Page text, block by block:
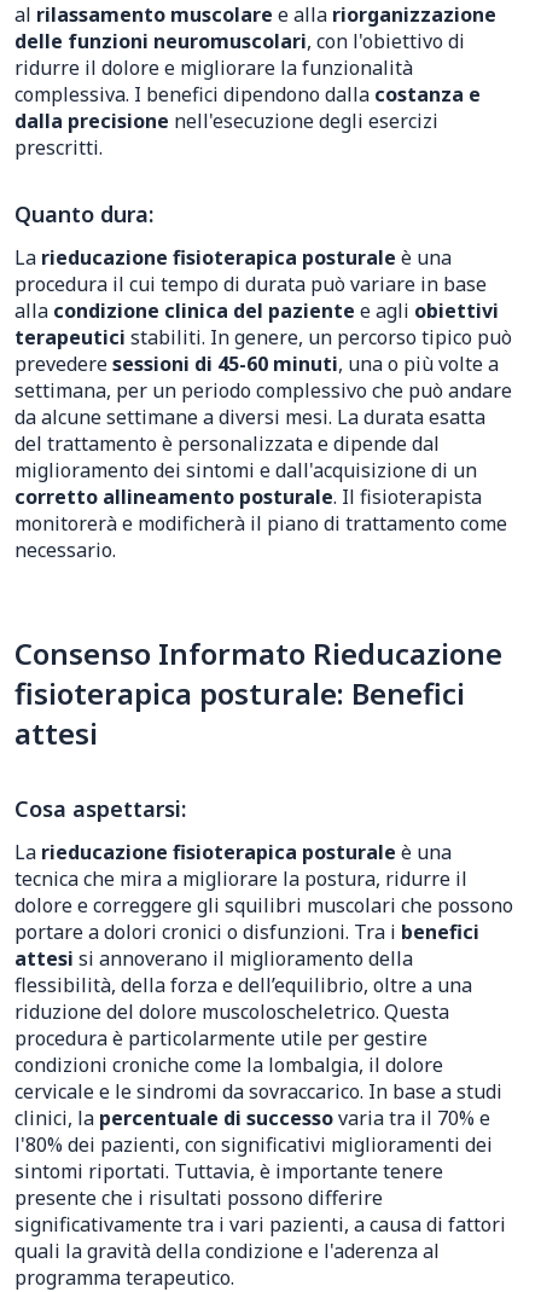
al rilassamento muscolare e alla riorganizzazione
delle funzioni neuromuscolari, con l'obiettivo di
ridurre il dolore e migliorare la funzionalità
complessiva. I benefici dipendono dalla costanza e
dalla precisione nell'esecuzione degli esercizi
prescritti.
Quanto dura:
La rieducazione fisioterapica posturale è una
procedura il cui tempo di durata può variare in base
alla condizione clinica del paziente e agli obiettivi
terapeutici stabiliti. In genere, un percorso tipico può
prevederesessioni di 45-60 minuti, una o più volte a
settimana, per un periodo complessivo che può andare
da alcune settimane a diversi mesi. La durata esatta
del trattamento è personalizzata e dipende dal
miglioramento dei sintomi e dall'acquisizione di un
corretto allineamento posturale. Il fisioterapista
monitorerà e modificherà il piano di trattamento come
necessario.
Consenso Informato Rieducazione
fisioterapica posturale: Benefici
attesi
Cosa aspettarsi:
La rieducazione fisioterapica posturale è una
tecnica che mira a migliorare la postura, ridurre il
dolore e correggere gli squilibri muscolari che possono
portare a dolori cronici o disfunzioni. Tra i benefici
attesi si annoverano il miglioramento della
flessibilità, della forza e dell’equilibrio, oltre a una
riduzione del dolore muscoloscheletrico. Questa
procedura è particolarmente utile per gestire
condizioni croniche come la lombalgia, il dolore
cervicale e le sindromi da sovraccarico. In base a studi
clinici, la percentuale di successovaria tra il 70% e
l'80% dei pazienti, con significativi miglioramenti dei
sintomi riportati. Tuttavia, è importante tenere
presente che i risultati possono differire
significativamente tra i vari pazienti, a causa di fattori
quali la gravità della condizione e l'aderenza al
programma terapeutico.